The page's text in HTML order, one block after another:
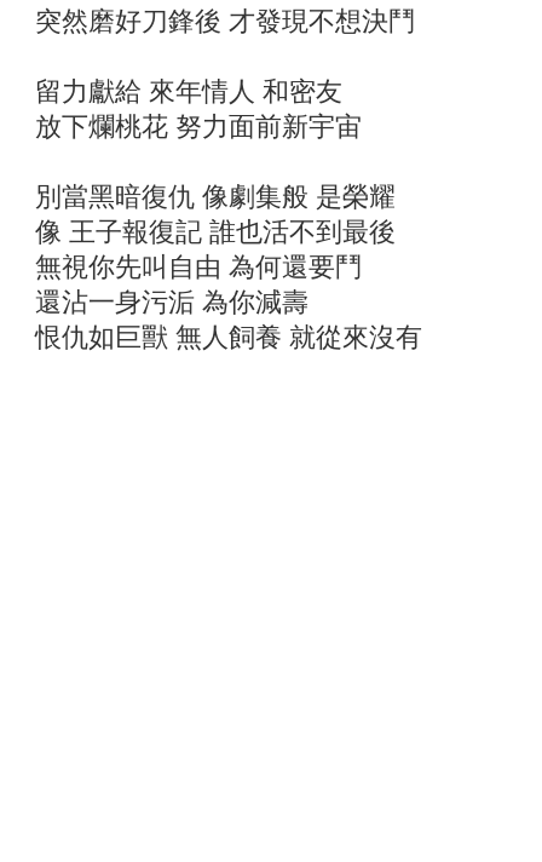
突然磨好刀鋒後 才發現不想決鬥
留力獻給 來年情人 和密友
放下爛桃花 努力面前新宇宙
別當黑暗復仇 像劇集般 是榮耀
像 王子報復記 誰也活不到最後
無視你先叫自由 為何還要鬥
還沾一身污洉 為你減壽
恨仇如巨獸 無人飼養 就從來沒有